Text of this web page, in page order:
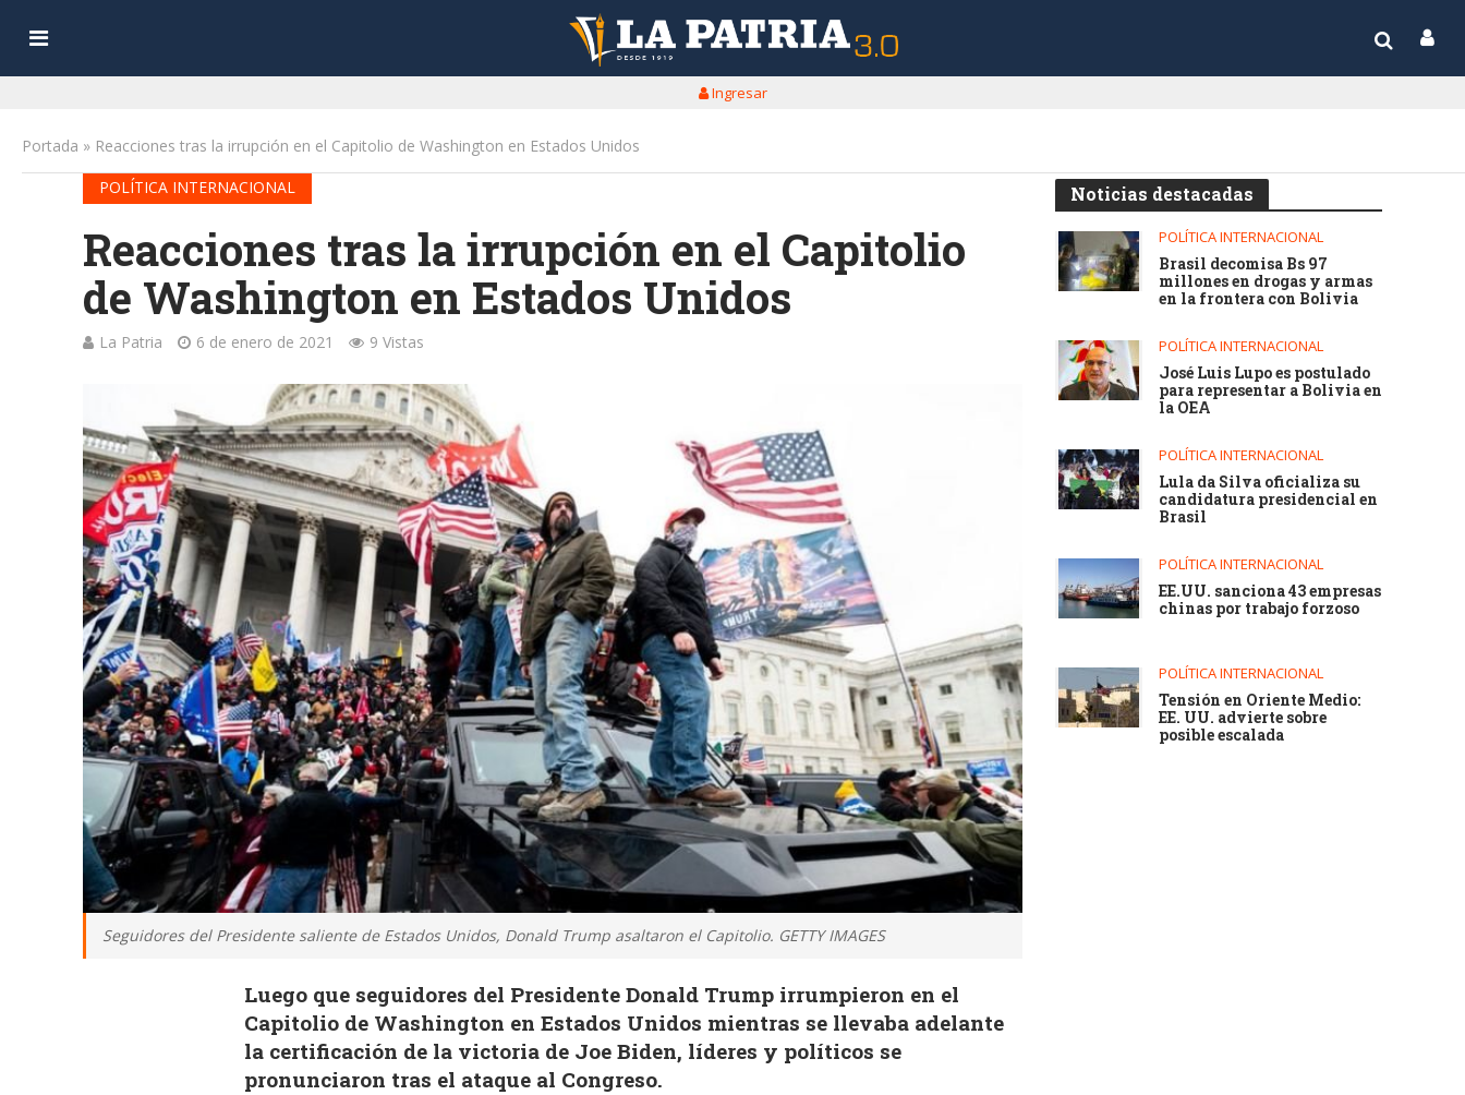
Ingresar
Portada » Reacciones tras la irrupción en el Capitolio de Washington en Estados Unidos
POLÍTICA INTERNACIONAL
Reacciones tras la irrupción en el Capitolio
de Washington en Estados Unidos
La Patria 6 de enero de 2021 9 Vistas
Seguidores del Presidente saliente de Estados Unidos, Donald Trump asaltaron el Capitolio. GETTY IMAGES
Luego que seguidores del Presidente Donald Trump irrumpieron en el
Capitolio de Washington en Estados Unidos mientras se llevaba adelante
la certificación de la victoria de Joe Biden, líderes y políticos se
pronunciaron tras el ataque al Congreso.
Noticias destacadas
POLÍTICA INTERNACIONAL
Brasil decomisa Bs 97
millones en drogas y armas
en la frontera con Bolivia
POLÍTICA INTERNACIONAL
José Luis Lupo es postulado
para representar a Bolivia en
la OEA
POLÍTICA INTERNACIONAL
Lula da Silva oficializa su
candidatura presidencial en
Brasil
POLÍTICA INTERNACIONAL
EE.UU. sanciona 43 empresas
chinas por trabajo forzoso
POLÍTICA INTERNACIONAL
Tensión en Oriente Medio:
EE. UU. advierte sobre
posible escalada